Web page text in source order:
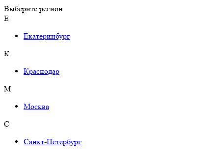
Выберите регион
Е
Екатеринбург
К
Краснодар
М
Москва
С
Санкт-Петербург